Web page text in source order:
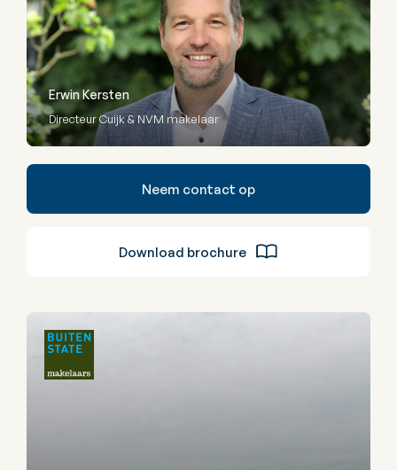
Erwin Kersten
Directeur Cuijk & NVM makelaar
Neem contact op
Download brochure